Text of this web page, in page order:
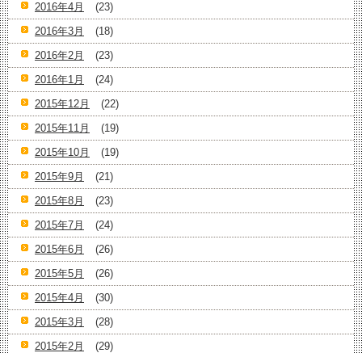
2016年4月
(23)
2016年3月
(18)
2016年2月
(23)
2016年1月
(24)
2015年12月
(22)
2015年11月
(19)
2015年10月
(19)
2015年9月
(21)
2015年8月
(23)
2015年7月
(24)
2015年6月
(26)
2015年5月
(26)
2015年4月
(30)
2015年3月
(28)
2015年2月
(29)